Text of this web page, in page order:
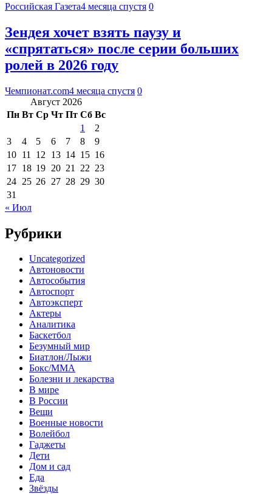
Российская Газета4 месяца спустя 0
Зендея хочет взять паузу и
«спрятаться» после серии больших
ролей в 2026 году
Чемпионат.com4 месяца спустя 0
Август 2026
Пн Вт Ср Чт Пт Сб Вс
1
2
3
4 5 6 7 8
9
10 11 12 13 14 15 16
17 18 19 20 21 22 23
24 25 26 27 28 29 30
31
« Июл
Рубрики
Uncategorized
Автоновости
Автособытия
Автоспорт
Автоэксперт
Актеры
Аналитика
Баскетбол
Безумный мир
Биатлон/Лыжи
Бокс/MMA
Болезни и лекарства
В мире
В России
Вещи
Военные новости
Волейбол
Гаджеты
Дети
Дом и сад
Еда
Звёзды